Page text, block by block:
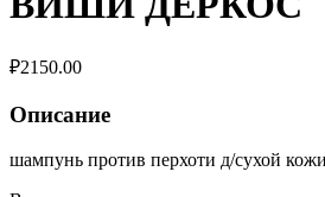
₽2150.00
Описание
шампунь против перхоти д/сухой